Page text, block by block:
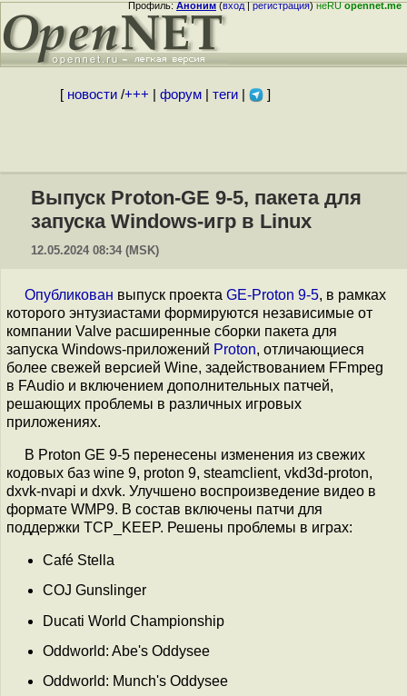
Профиль:Аноним(вход|регистрация)неRUopennet.me
[ новости/+++ форум| теги| ]
Выпуск Proton-GE 9-5, пакета для
запуска Windows-игр в Linux
12.05.2024 08:34 (MSK)
Опубликован выпуск проекта GE-Proton 9-5, в рамках
которого энтузиастами формируются независимые от
компании Valve расширенные сборки пакета для
запуска Windows-приложений Proton, отличающиеся
более свежей версией Wine, задействованием FFmpeg
в FAudio и включением дополнительных патчей,
решающих проблемы в различных игровых
приложениях.
В Proton GE 9-5 перенесены изменения из свежих
кодовых баз wine 9, proton 9, steamclient, vkd3d-proton,
dxvk-nvapi и dxvk. Улучшено воспроизведение видео в
формате WMP9. В состав включены патчи для
поддержки TCP_KEEP. Решены проблемы в играх:
Café Stella
COJ Gunslinger
Ducati World Championship
Oddworld: Abe's Oddysee
Oddworld: Munch's Oddysee